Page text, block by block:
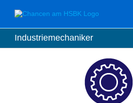
Inhalt
springen
Industriemechaniker